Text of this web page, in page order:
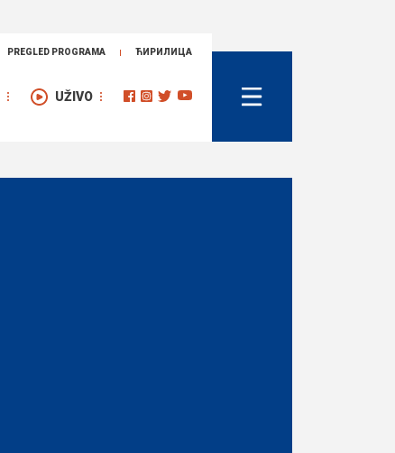
UŽIVO
PREGLED PROGRAMA ЋИРИЛИЦА